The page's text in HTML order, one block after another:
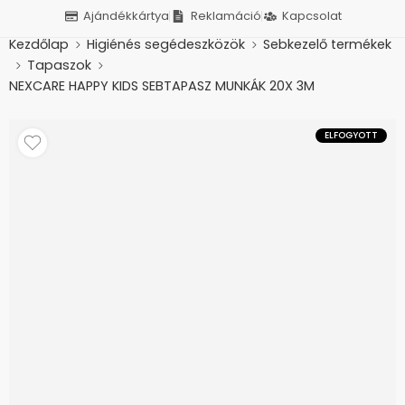
Ajándékkártya Reklamáció Kapcsolat
Kezdőlap Higiénés segédeszközök
Sebkezelő termékek
Tapaszok
NEXCARE HAPPY KIDS SEBTAPASZ MUNKÁK 20X 3M
ELFOGYOTT